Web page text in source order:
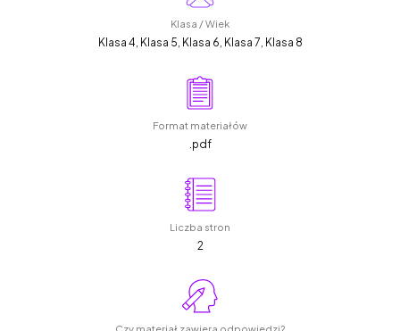
Klasa / Wiek
Klasa 4, Klasa 5, Klasa 6, Klasa 7, Klasa 8
Format materiałów
.pdf
Liczba stron
2
Czy materiał zawiera odpowiedzi?